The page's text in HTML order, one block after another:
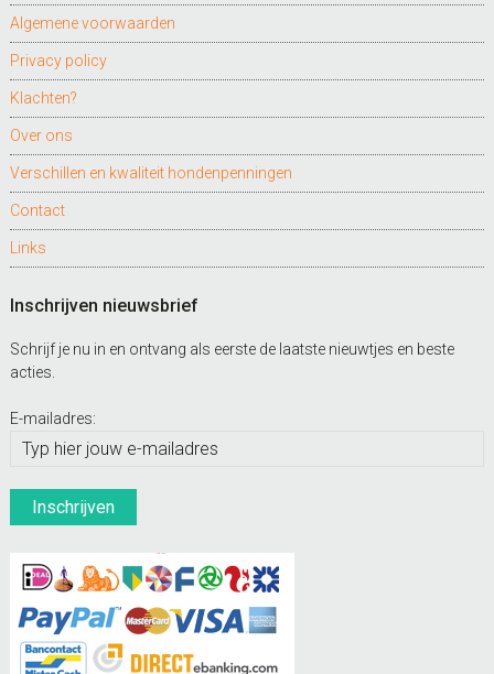
Algemene voorwaarden
Privacy policy
Klachten?
Over ons
Verschillen en kwaliteit hondenpenningen
Contact
Links
Inschrijven nieuwsbrief
Schrijf je nu in en ontvang als eerste de laatste nieuwtjes en beste
acties.
E-mailadres: